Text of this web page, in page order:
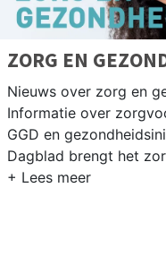
ZORG EN
Nieuws over zorg en
Informatie over
GGD en
Dagblad brengt het